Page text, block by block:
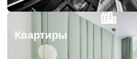
Квартиры